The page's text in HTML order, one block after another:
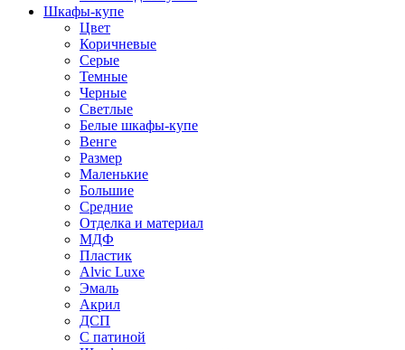
Шкафы-купе
Цвет
Коричневые
Серые
Темные
Черные
Светлые
Белые шкафы-купе
Венге
Размер
Маленькие
Большие
Средние
Отделка и материал
МДФ
Пластик
Alvic Luxe
Эмаль
Акрил
ДСП
С патиной